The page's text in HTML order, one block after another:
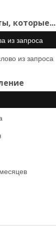
которые...
из запроса
из запроса